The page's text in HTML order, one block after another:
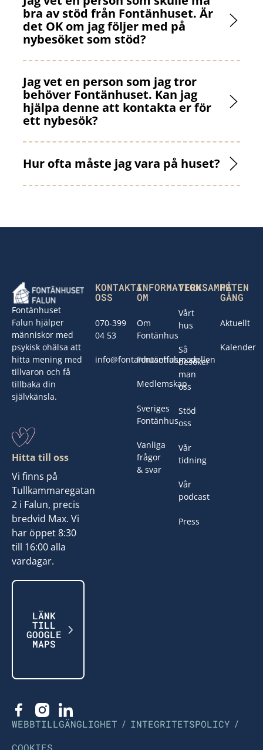
bra av stöd från Fontänhuset. Är
det OK om jag följer med på
nybesöket som stöd?
Jag vet en person som jag tror
behöver Fontänhuset. Kan jag
hjälpa denne att kontakta er för
ett nybesök?
Hur ofta måste jag vara på huset?
Fontänhuset
Falun hjälper
människor med
psykisk ohälsa att
hitta mening med
tillvaron och få
tillbaka din
självkänsla.
Hitta till oss
Vi finns på
Tullkammaregatan
2 i Falun, precis
bredvid Max. Vi
har öppet 8:30
till 16:00 alla
vardagar.
LÄNK
TILL
GOOGLE
MAPS
KONTAKTA
OSS
070-399
04 53
info@fontanhusetfalun.se
INFORMATION
OM
Om
Fontänhus
Fontänhusmodellen
Medlemskap
Sveriges
Fontänhus
Vanliga
frågor
& svar
VERKSAMHETEN
Vårt
hus
Så
besöker
man
oss
Stöd
oss
Vår
tidning
Vår
podcast
Press
PÅ
GÅNG
Aktuellt
Kalender
WEBBTILLGÄNGLIGHET / INTEGRITETSPOLICY /
COOKIES